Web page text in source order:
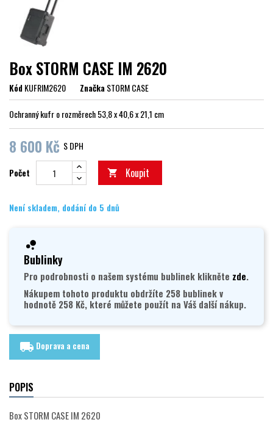
Box STORM CASE IM 2620
KódKUFRIM2620 ZnačkaSTORM CASE
Ochranný kufr o rozměrech 53,8 x 40,6 x 21,1 cm
8 600 Kč S DPH
Počet  Koupit
Není skladem, dodání do 5 dnů
Bublinky
Pro podrobnosti o našem systému bublinek klikněte zde.
Nákupem tohoto produktu obdržíte 258 bublinek v
hodnotě 258 Kč, které můžete použít na Váš další nákup.
local_shipping Doprava a cena
POPIS
Box STORM CASE IM 2620